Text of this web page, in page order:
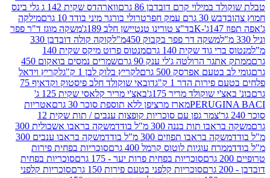
קרם דובדבן 86 גרם
ווארהדס שקית 142 ג גלי בינס
דבש 30 גרם עמק חפר
טרולי בורגר מיני בודד 10 גרם
מילקה
בד"צ טורינו טנטיישן חלב 189ג'
משקה מוגז ד"ר פפר
משקה דר פפר בקבוק 450מ"ל
קוקה קולה דובדבן 330
גוד שקית 140 גרם
מנטוס פרוט מיקס שקית 140
הרולטה ג'לי ענק 90 גרם
שמרים נמסים בואקום 450
אפרסק 500 גרם
לקריץ בלוק לבן 1 ק"ג
לקריץ וידאל
הדר 1 ק"ג
דובאי שוקולד חלב פיסטוק וקדאיף 75
שוקולד מריר 175ג'
באצ'י מריר קלאסי שקית 125 ג'
מארז מרציפן ללא תוספת סוכר 30 גרם
אטריות
צמר גפן עם סוכריות קופצות ענבים / תות שקית 12
תות בננה 300 מ"ל בודד
משקה בראבו אשכולית 300
בראבו תפוזים 300 מ"ל בודד
משקה בראבו ענבים 300
עוגיות לוטוס קרמל 400 גרם
סוכריות בפחית פירות
סוכריות בפחית פרות יער - 175 גרם
סוכריות בפחית
סוכריות קלפני בטעם פירות 150 גרם
סוכריות קלפני